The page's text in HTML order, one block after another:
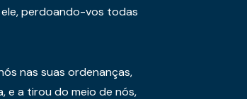
perdoando-vos todas
nas suas ordenanças,
e a tirou do meio de nós,